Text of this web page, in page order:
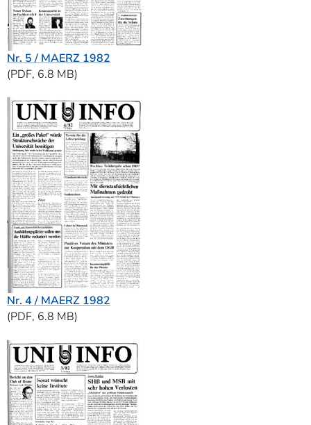
Nr. 5 / MAERZ 1982
(PDF, 6.8 MB)
Nr. 4 / MAERZ 1982
(PDF, 6.8 MB)